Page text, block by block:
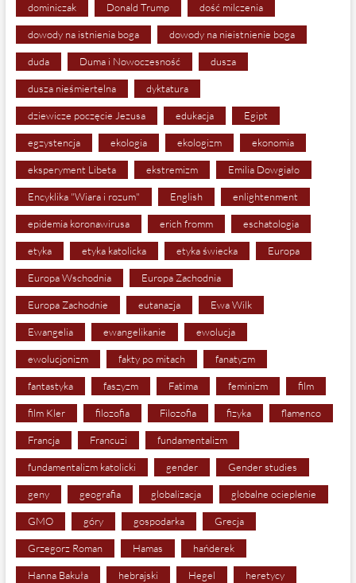
dominiczak Donald Trump dość milczenia
dowody na istnienia boga dowody na nieistnienie boga
duda Duma i Nowoczesność dusza
dusza nieśmiertelna dyktatura
dziewicze poczęcie Jezusa edukacja Egipt
egzystencja ekologia ekologizm ekonomia
eksperyment Libeta ekstremizm Emilia Dowgiało
Encyklika "Wiara i rozum" English enlightenment
epidemia koronawirusa erich fromm eschatologia
etyka etyka katolicka etyka świecka Europa
Europa Wschodnia Europa Zachodnia
Europa Zachodnie eutanazja Ewa Wilk
Ewangelia ewangelikanie ewolucja
ewolucjonizm fakty po mitach fanatyzm
fantastyka faszyzm Fatima feminizm film
film Kler filozofia Filozofia fizyka flamenco
Francja Francuzi fundamentalizm
fundamentalizm katolicki gender Gender studies
geny geografia globalizacja globalne ocieplenie
GMO góry gospodarka Grecja
Grzegorz Roman Hamas hańderek
Hanna Bakuła hebrajski Hegel heretycy